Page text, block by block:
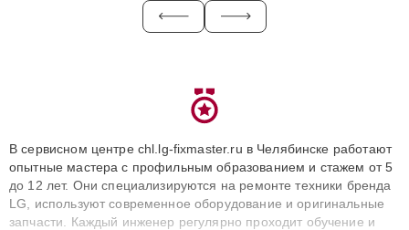
В сервисном центре chl.lg-fixmaster.ru в Челябинске работают
опытные мастера с профильным образованием и стажем от 5
до 12 лет. Они специализируются на ремонте техники бренда
LG, используют современное оборудование и оригинальные
запчасти. Каждый инженер регулярно проходит обучение и